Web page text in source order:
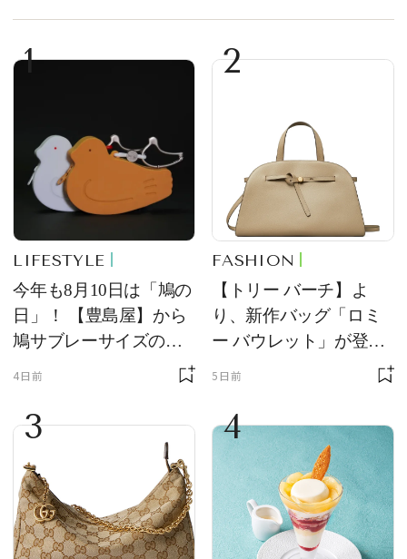
1
LIFESTYLE
今年も8月10日は「鳩の
日」！ 【豊島屋】から
鳩サブレーサイズのポ
ーチ「はとっこ」を限
4日前
2
FASHION
【トリー バーチ】よ
り、新作バッグ「ロミ
ー バウレット」が登
場！ デザイン性と収納
5日前
3 4